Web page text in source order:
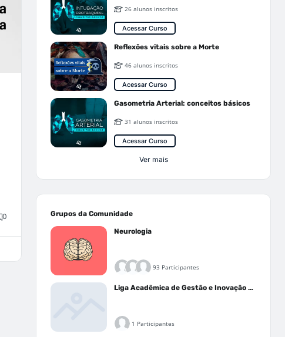
0
26 alunos inscritos
Acessar Curso
Reflexões vitais sobre a Morte
46 alunos inscritos
Acessar Curso
Gasometria Arterial: conceitos básicos
31 alunos inscritos
Acessar Curso
Ver mais
Grupos da Comunidade
Neurologia
93 Participantes
Liga Acadêmica de Gestão e Inovação Médica - LAGIM
1 Participantes